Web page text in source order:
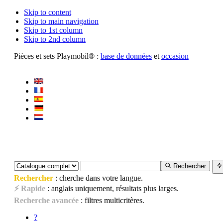
Skip to content
Skip to main navigation
Skip to 1st column
Skip to 2nd column
Pièces et sets Playmobil® : base de donnéeset occasion
Rechercher
Rechercher: cherche dans votre langue.
⚡ Rapide: anglais uniquement, résultats plus larges.
Recherche avancée: filtres multicritères.
?